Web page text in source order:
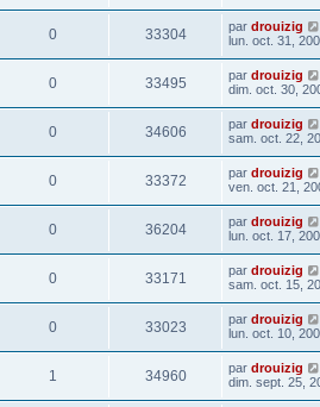
0 33304 par drouizig
lun. oct. 31,
0 33495 par drouizig
dim. oct. 30,
0 34606 par drouizig
sam. oct. 22,
0 33372 par drouizig
ven. oct. 21,
0 36204 par drouizig
lun. oct. 17,
0 33171 par drouizig
sam. oct. 15,
0 33023 par drouizig
lun. oct. 10,
1 34960 par drouizig
dim. sept. 25,